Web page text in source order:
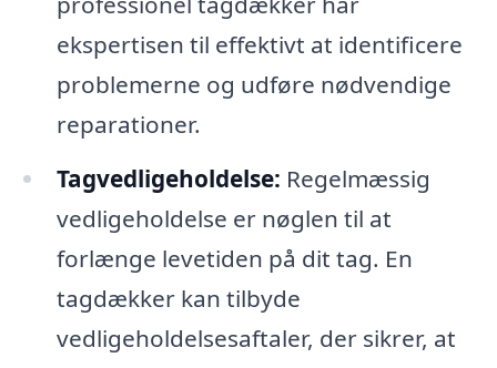
ekspertisen til effektivt at identificere
problemerne og udføre nødvendige
reparationer.
Tagvedligeholdelse: Regelmæssig
vedligeholdelse er nøglen til at
forlænge levetiden på dit tag. En
tagdækker kan tilbyde
vedligeholdelsesaftaler, der sikrer, at